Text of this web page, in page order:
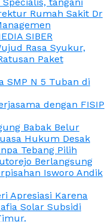
Rumah Sakit Dr
SIBER
Rasa Syukur,
Paket
SMP N 5 Tuban di
dengan FISIP
Babak Belur
Hukum Desak
Tebang Pilih
Berlangsung
Isworo Andik
Apresiasi Karena
Solar Subsidi